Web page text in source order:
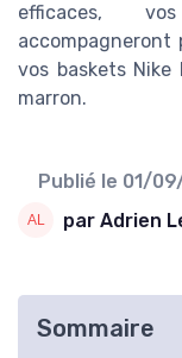
efficaces,
accompagneront
vos baskets
marron.
Publié le 01/
par Adrien
Sommaire